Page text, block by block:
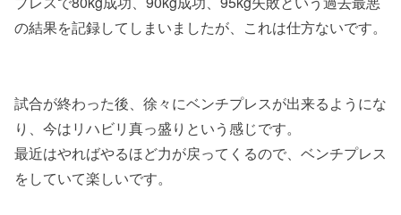
の結果を記録してしまいましたが、これは仕方ないです。
試合が終わった後、徐々にベンチプレスが出来るようにな
り、今はリハビリ真っ盛りという感じです。
最近はやればやるほど力が戻ってくるので、ベンチプレス
をしていて楽しいです。